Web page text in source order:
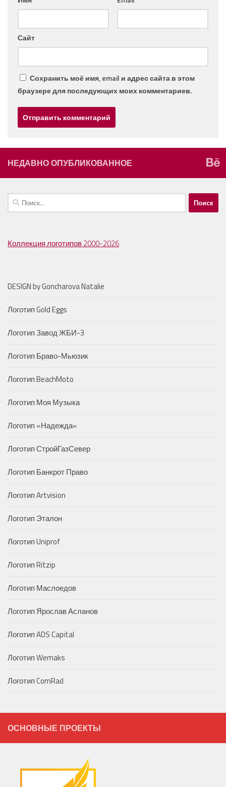
Сайт
Сохранить моё имя, email и адрес сайта в этом
браузере для последующих моих комментариев.
НЕДАВНО ОПУБЛИКОВАННОЕ
Найти:
Коллекция логотипов 2000-2026
DESIGN by Goncharova Natalie
Логотип Gold Eggs
Логотип Завод ЖБИ-3
Логотип Браво-Мьюзик
Логотип BeachMoto
Логотип Моя Музыка
Логотип «Надежда»
Логотип СтройГазСевер
Логотип Банкрот Право
Логотип Artvision
Логотип Эталон
Логотип Uniprof
Логотип Ritzip
Логотип Маслоедов
Логотип Ярослав Асланов
Логотип ADS Capital
Логотип Wemaks
Логотип ComRad
ОСНОВНЫЕ ПРОЕКТЫ